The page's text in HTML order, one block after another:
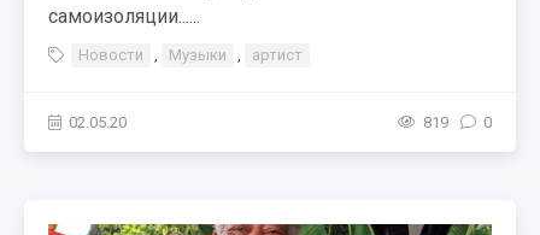
самоизоляции......
Новости , Музыки , артист
02.05.20 819 0